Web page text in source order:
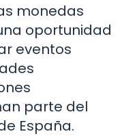
monedas
oportunidad
eventos
parte del
España.